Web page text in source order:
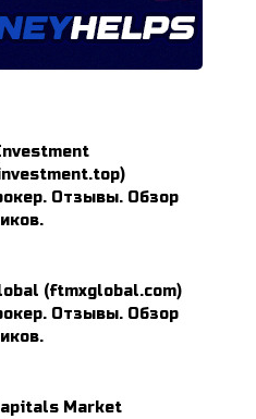
Отзывы. Обзор
(ftmxglobal.com)
Отзывы. Обзор
Market